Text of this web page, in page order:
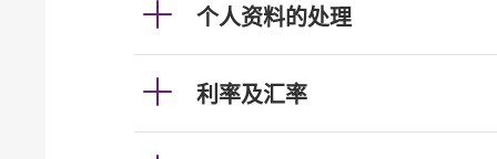
个人资料的处理
利率及汇率